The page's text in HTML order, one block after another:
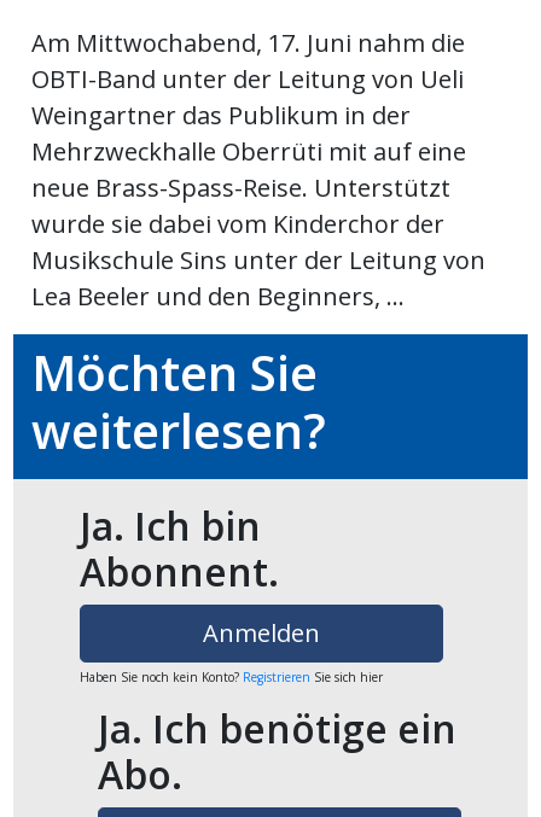
Auw:
Mitteilungen
Am Mittwochabend, 17. Juni nahm die
OBTI-Band unter der Leitung von Ueli
Weingartner das Publikum in der
Mehrzweckhalle Oberrüti mit auf eine
neue Brass-Spass-Reise. Unterstützt
wurde sie dabei vom Kinderchor der
Musikschule Sins unter der Leitung von
Lea Beeler und den Beginners, ...
Möchten Sie
weiterlesen?
Ja. Ich bin
Abonnent.
Anmelden
Haben Sie noch kein Konto? Registrieren Sie sich hier
Ja. Ich benötige ein
Abo.